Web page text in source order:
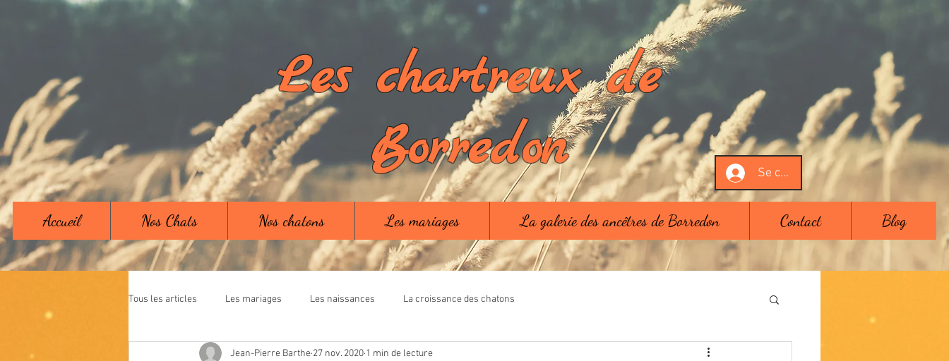
Les chartreux de
Borredon
Se connecter
Accueil Nos Chats Nos chatons Les mariages La galerie des ancêtres de Borredon Contact Blog
Tous les articles Les mariages Les naissances La croissance des chatons
Jean-Pierre Barthe 27 nov. 2020 1 min de lecture